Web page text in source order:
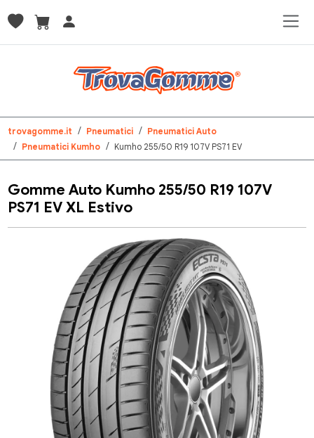
trovagomme.it Pneumatici
Pneumatici Auto
Pneumatici Kumho
Kumho 255/50 R19 107V PS71 EV
Gomme Auto Kumho 255/50 R19 107V
PS71 EV XL Estivo